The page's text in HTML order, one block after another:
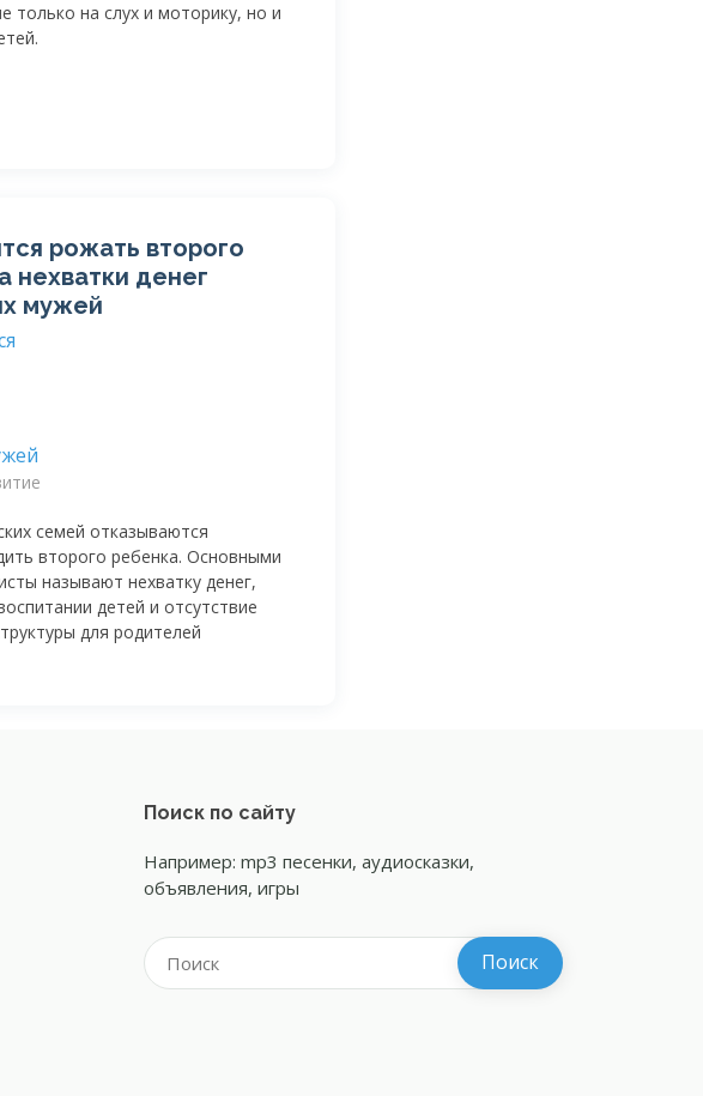
только на слух и моторику, но и
рожать второго
нехватки денег
мужей
семей отказываются
второго ребенка. Основными
называют нехватку денег,
детей и отсутствие
для родителей
Поиск по сайту
Например: mp3 песенки, аудиосказки,
объявления, игры